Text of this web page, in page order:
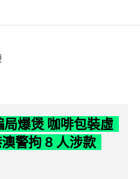
爆煲 咖啡包裝虛
警拘 8 人涉款